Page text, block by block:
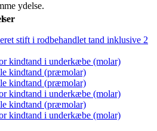
ydelse.
stift i rodbehandlet tand inklusive 2
kindtand i underkæbe (molar)
kindtand (præmolar)
kindtand (præmolar)
kindtand i underkæbe (molar)
kindtand (præmolar)
kindtand i underkæbe (molar)